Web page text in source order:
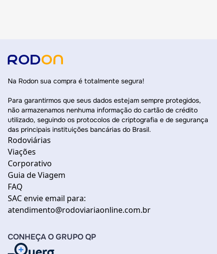
Na Rodon sua compra é totalmente segura!
Para garantirmos que seus dados estejam sempre protegidos,
não armazenamos nenhuma informação do cartão de crédito
utilizado, seguindo os protocolos de criptografia e de segurança
das principais instituições bancárias do Brasil.
Rodoviárias
Viações
Corporativo
Guia de Viagem
FAQ
SAC envie email para:
atendimento@rodoviariaonline.com.br
CONHEÇA O GRUPO QP